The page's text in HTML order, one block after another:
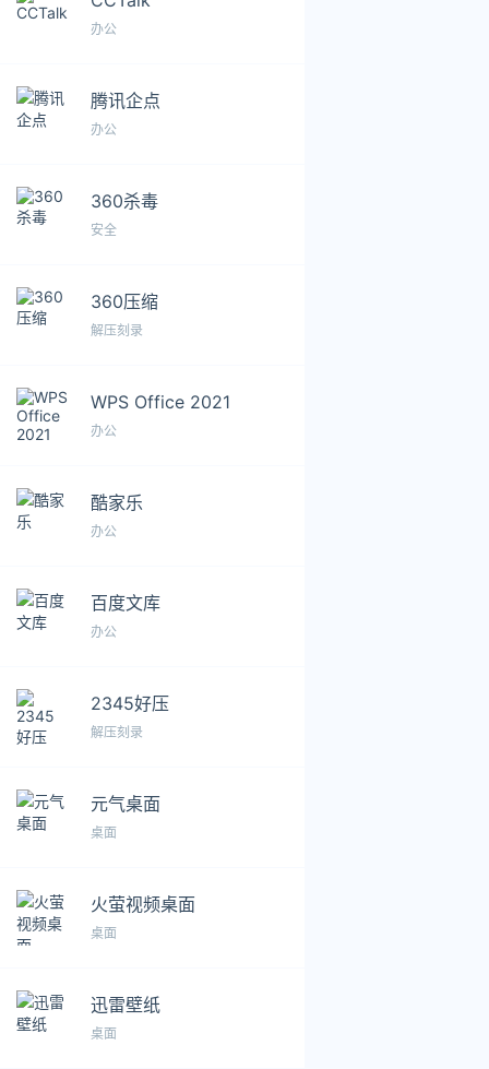
办公
腾讯企点
办公
360杀毒
安全
360压缩
解压刻录
WPS Office 2021
办公
酷家乐
办公
百度文库
办公
2345好压
解压刻录
元气桌面
桌面
火萤视频桌面
桌面
迅雷壁纸
桌面